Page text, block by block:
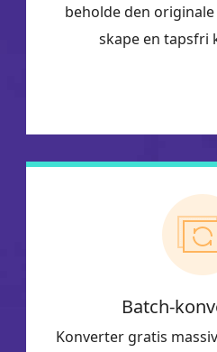
beholde den
skape en tapsfri
Batch-
Konverter gratis